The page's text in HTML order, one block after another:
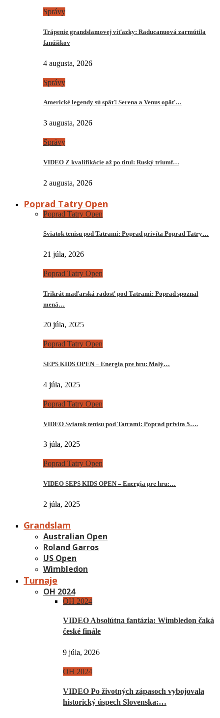
Správy
Trápenie grandslamovej víťazky: Raducanuová zarmútila
fanúšikov
4 augusta, 2026
Správy
Americké legendy sú späť! Serena a Venus opäť…
3 augusta, 2026
Správy
VIDEO Z kvalifikácie až po titul: Ruský triumf…
2 augusta, 2026
Poprad Tatry Open
Poprad Tatry Open
Sviatok tenisu pod Tatrami: Poprad privíta Poprad Tatry…
21 júla, 2026
Poprad Tatry Open
Trikrát maďarská radosť pod Tatrami: Poprad spoznal
mená…
20 júla, 2025
Poprad Tatry Open
SEPS KIDS OPEN – Energia pre hru: Malý…
4 júla, 2025
Poprad Tatry Open
VIDEO Sviatok tenisu pod Tatrami: Poprad privíta 5….
3 júla, 2025
Poprad Tatry Open
VIDEO SEPS KIDS OPEN – Energia pre hru:…
2 júla, 2025
Grandslam
Australian Open
Roland Garros
US Open
Wimbledon
Turnaje
OH 2024
OH 2024
VIDEO Absolútna fantázia: Wimbledon čaká
české finále
9 júla, 2026
OH 2024
VIDEO Po životných zápasoch vybojovala
historický úspech Slovenska:…